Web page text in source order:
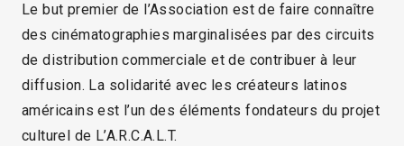
Le but premier de l’Association est de faire connaître
des cinématographies marginalisées par des circuits
de distribution commerciale et de contribuer à leur
diffusion. La solidarité avec les créateurs latinos
américains est l’un des éléments fondateurs du projet
culturel de L’A.R.C.A.L.T.